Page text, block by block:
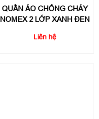
QUẦN ÁO CHỐNG CHÁY
NOMEX 2 LỚP XANH ĐEN
Liên hệ